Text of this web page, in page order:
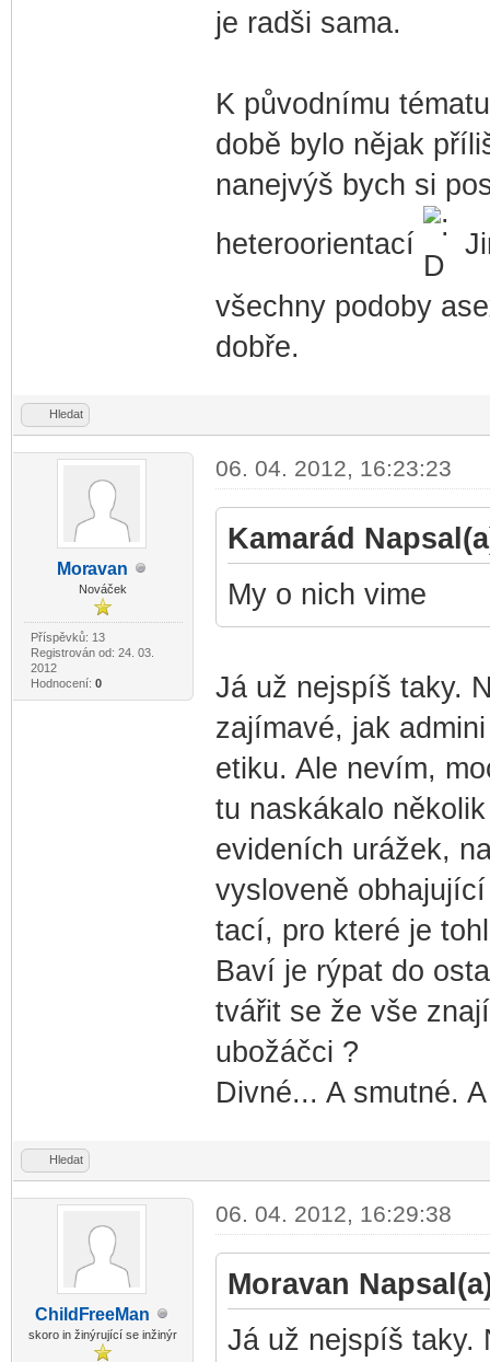
je radši sama.
K původnímu
době bylo nějak
nanejvýš bych si
heteroorientací
všechny podoby
dobře.
Hledat
Moravan
Nováček
Příspěvků: 13
Registrován od: 24. 03.
2012
Hodnocení: 0
06. 04. 2012, 16:23:23
Kamarád
My o nich vime
Já už nejspíš taky.
zajímavé, jak
etiku. Ale nevím,
tu naskákalo
evideních urážek,
vysloveně
tací, pro které je
Baví je rýpat do
tvářit se že vše
ubožáčci ?
Divné... A smutné.
Hledat
ChildFreeMan
skoro in žinýrující se inžinýr
06. 04. 2012, 16:29:38
Moravan
Já už nejspíš taky.